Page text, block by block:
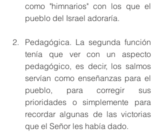
como "himnarios" con los que el
pueblo del Israel adoraría.
Pedagógica. La segunda función
tenía que ver con un aspecto
pedagógico, es decir, los salmos
servían como enseñanzas para el
pueblo, para corregir sus
prioridades o simplemente para
recordar algunas de las victorias
que el Señor les había dado.